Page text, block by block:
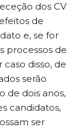
dos CV
de
e, se for
processos de
caso disso, de
serão
de dois anos,
candidatos,
ser